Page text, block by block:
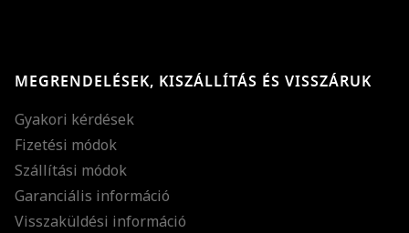
MEGRENDELÉSEK, KISZÁLLÍTÁS ÉS VISSZÁRUK
Gyakori kérdések
Fizetési módok
Szállítási módok
Garanciális információ
Visszaküldési információ